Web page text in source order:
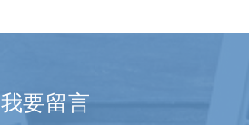
我要留言